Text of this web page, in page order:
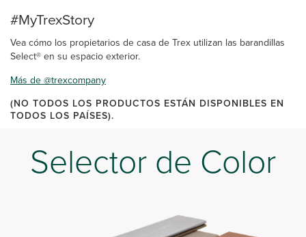
#MyTrexStory
Vea cómo los propietarios de casa de Trex utilizan las barandillas
Select® en su espacio exterior.
Más de @trexcompany
(NO TODOS LOS PRODUCTOS ESTÁN DISPONIBLES EN
TODOS LOS PAÍSES).
Selector de Color